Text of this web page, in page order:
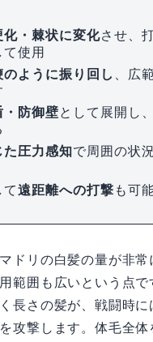
化・棘状に変化させ、
使用
ように振り回し
、広
・防御壁として展開し
圧力感知で周囲の状
遠距離への打撃 も可
ドリの白髪の量が非常
範囲も広いという点で
長さの髪が、戦闘時に
攻撃します。体毛全体